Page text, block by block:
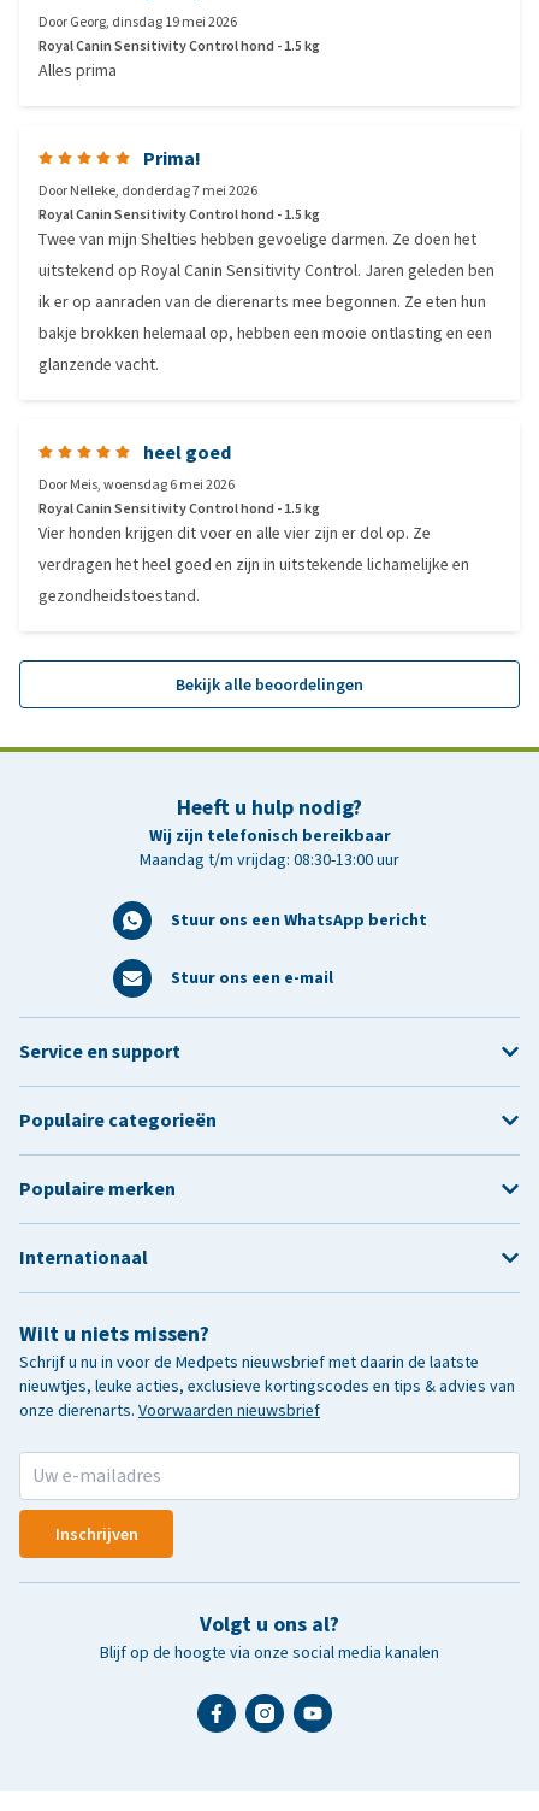
DoorGeorg, dinsdag 19 mei 2026
Royal Canin Sensitivity Control hond - 1.5 kg
Alles prima
Prima!
DoorNelleke, donderdag 7 mei 2026
Royal Canin Sensitivity Control hond - 1.5 kg
Twee van mijn Shelties hebben gevoelige darmen. Ze doen het
uitstekend op Royal Canin Sensitivity Control. Jaren geleden ben
ik er op aanraden van de dierenarts mee begonnen. Ze eten hun
bakje brokken helemaal op, hebben een mooie ontlasting en een
glanzende vacht.
heel goed
DoorMeis,woensdag 6 mei 2026
Royal Canin Sensitivity Control hond - 1.5 kg
Vier honden krijgen dit voer en alle vier zijn er dol op. Ze
verdragen het heel goed en zijn in uitstekende lichamelijke en
gezondheidstoestand.
Bekijk alle beoordelingen
Heeft u hulp nodig?
Wij zijn telefonisch bereikbaar
Maandag t/m vrijdag: 08:30-13:00 uur
Stuur ons een WhatsApp bericht
Stuur ons een e-mail
Wilt u niets missen?
Schrijf u nu in voor de Medpets nieuwsbrief met daarin de laatste
nieuwtjes, leuke acties, exclusieve kortingscodes en tips & advies van
onze dierenarts. Voorwaarden nieuwsbrief
Inschrijven
Volgt u ons al?
Blijf op de hoogte via onze social media kanalen
Service en support
Populaire categorieën
Populaire merken
Internationaal